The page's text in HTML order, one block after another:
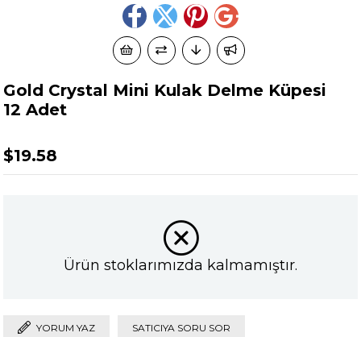
Gold Crystal Mini Kulak Delme Küpesi
12 Adet
$19.58
Ürün stoklarımızda kalmamıştır.
YORUM YAZ SATICIYA SORU SOR